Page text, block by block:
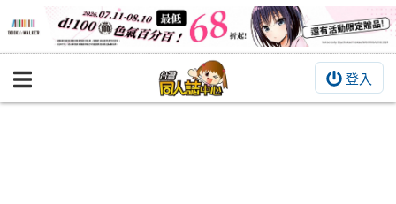
登入
BOOKY書集倉庫